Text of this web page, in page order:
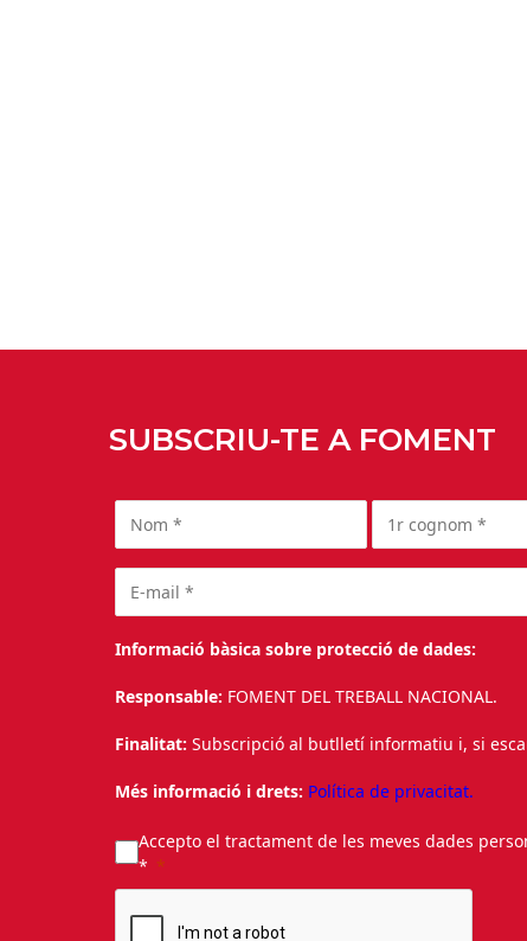
SUBSCRIU-TE A FOMENT
Informació bàsica sobre protecció de dades:
Responsable: FOMENT DEL TREBALL NACIONAL.
Finalitat: Subscripció al butlletí informatiu i, si
Més informació i drets: Política de privacitat.
Accepto el tractament de les meves dades
*